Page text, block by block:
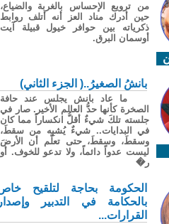
من ترويع الإحساس بالغربة والضياع،
حين أدرك مناد العز أنه أتلف روابط
ذكرياته بين حوافر خيول قبيلة آيت
أوسمان البرق.
بانشُ الصغيرُ..( الجزء الثاني)
ما عاد بانش يجلس عند حافة
الصخرة كأنها حدُّ العالم الأخير. صار في
جلسته تلكَ شيءٌ أقلُّ انكساراً مما كان
في البدايات.. شيءٌ يُشبِه من سقطَ،
وسقطَ، وسقطَ، حتى تعلّم أن الأرضَ
ليست عدواً دائماً، ولا تدعو للخوف. أو
ر�
الحكومة بحاجة لتلقيح خاص
بالحكامة في التدبير وإصدار
القرارات...